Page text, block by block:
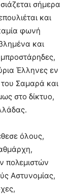
σήμερα
και
φωνή
και
Έλληνες εν
του Σαμαρά και
στο δίκτυο,
όλους,
πολεμιστών
Αστυνομίας,